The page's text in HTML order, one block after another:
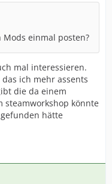
einmal posten?
mal interessieren.
ich mehr assents
die da einem
könnte
hätte